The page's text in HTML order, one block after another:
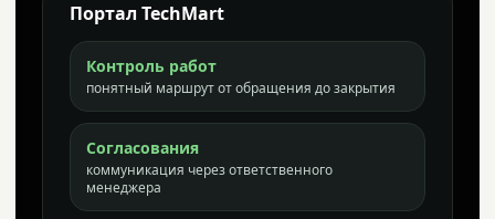
Портал TechMart
Контроль работ
понятный маршрут от обращения до закрытия
Согласования
коммуникация через ответственного
менеджера